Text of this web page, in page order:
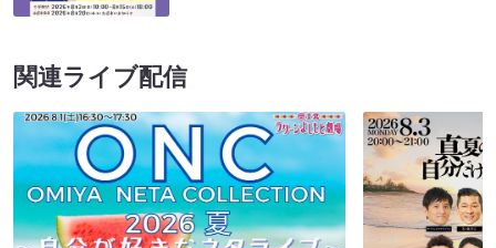
関連ライブ配信